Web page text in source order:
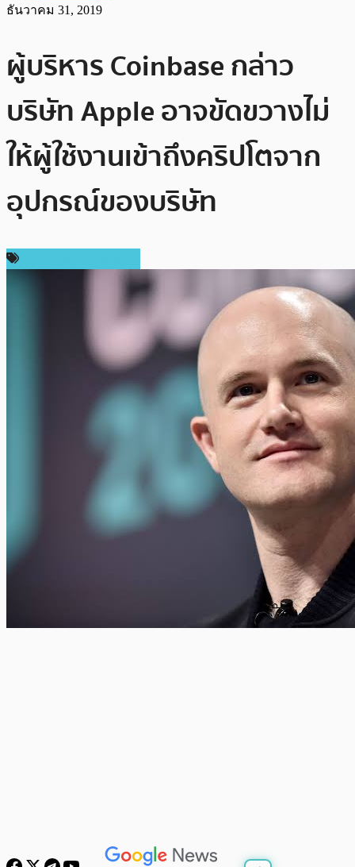
ธันวาคม 31, 2019
ผู้บริหาร Coinbase กล่าว
บริษัท Apple อาจขัดขวางไม่
ให้ผู้ใช้งานเข้าถึงคริปโตจาก
อุปกรณ์ของบริษัท